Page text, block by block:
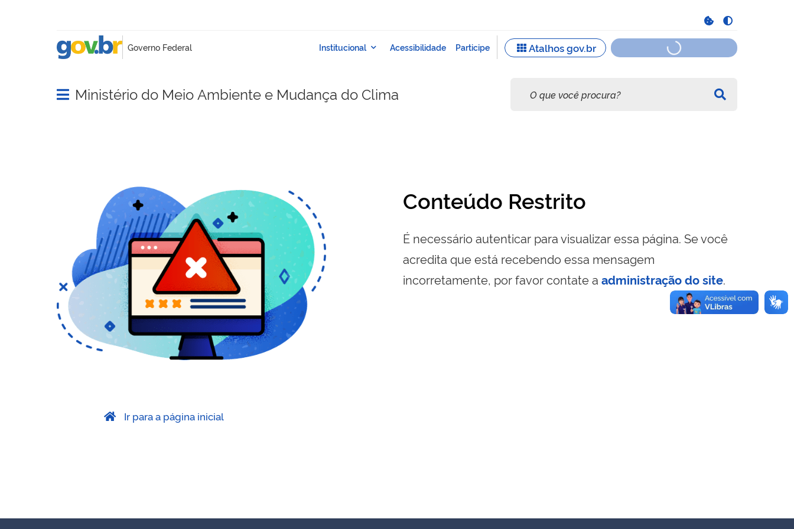
Abrir menu principal de navegação
Ministério do Meio Ambiente e Mudança do Clima
Conteúdo Restrito
É necessário autenticar para visualizar essa página. Se você
acredita que está recebendo essa mensagem
incorretamente, por favor contate a administração do site.
Ir para a página inicial